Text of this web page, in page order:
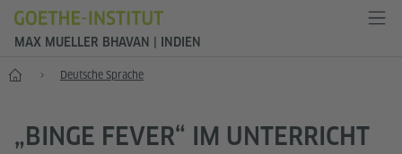
MAX MUELLER BHAVAN | INDIEN
Start Deutsche Sprache
„BINGE FEVER“ IM UNTERRICHT